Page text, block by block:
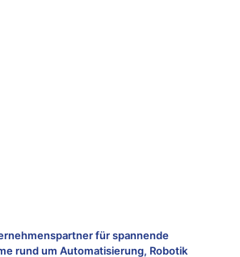
für spannende
rund um Automatisierung, Robotik